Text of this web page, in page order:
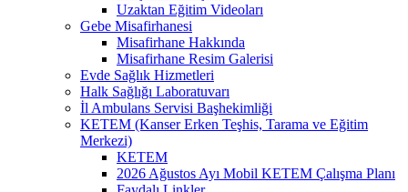
Uzaktan Eğitim Videoları
Gebe Misafirhanesi
Misafirhane Hakkında
Misafirhane Resim Galerisi
Evde Sağlık Hizmetleri
Halk Sağlığı Laboratuvarı
İl Ambulans Servisi Başhekimliği
KETEM (Kanser Erken Teşhis, Tarama ve Eğitim
Merkezi)
KETEM
2026 Ağustos Ayı Mobil KETEM Çalışma Planı